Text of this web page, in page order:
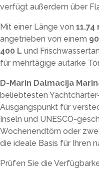
verfügt außerdem über
Mit einer Länge von 11.74
angetrieben von einem
400 L und
für mehrtägige autarke
D-Marin Dalmacija
beliebtesten
Ausgangspunkt für
Inseln und UNESCO-
Wochenendtörn oder
die ideale Basis für Ihren
Prüfen Sie die